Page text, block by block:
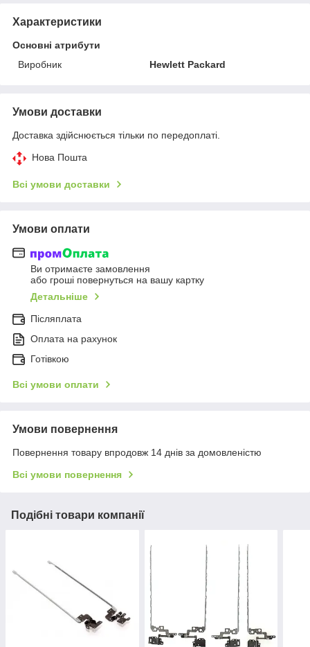
Характеристики
Основні атрибути
Виробник
Hewlett Packard
Умови доставки
Доставка здійснюється тільки по передоплаті.
Нова Пошта
Всі умови доставки
Умови оплати
Ви отримаєте замовлення
або гроші повернуться на вашу картку
Детальніше
Післяплата
Оплата на рахунок
Готівкою
Всі умови оплати
Умови повернення
Повернення товару впродовж 14 днів за домовленістю
Всі умови повернення
Подібні товари компанії